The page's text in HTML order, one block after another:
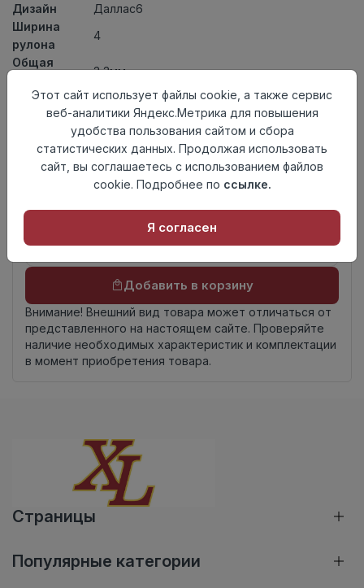
Дизайн
Даллас6
Ширина
рулона
4
Общая
3,3мм
Толщина
защитного
0,30мм
АктуальностьАктуален
Страна
происхождения
Россия
Добавить в корзину
Внимание! Внешний вид товара может отличаться от
представленного на настоящем сайте. Проверяйте
наличие необходимых характеристик и комплектации
в момент приобретения товара.
Страницы
Популярные категории
Этот сайт использует файлы cookie, а также сервис
веб-аналитики Яндекс.Метрика для повышения
удобства пользования сайтом и сбора
статистических данных. Продолжая использовать
сайт, вы соглашаетесь с использованием файлов
cookie. Подробнее по ссылке.
Я согласен